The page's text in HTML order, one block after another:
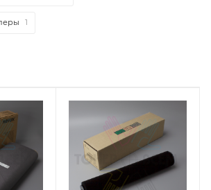
1